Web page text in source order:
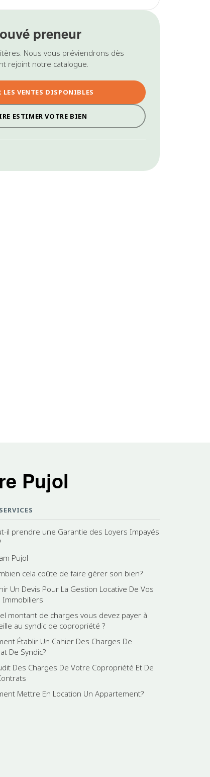
preneur
Nous vous préviendrons dès
rejoint notre catalogue.
LES VENTES DISPONIBLES
ESTIMER VOTRE BIEN
Pujol
il prendre une Garantie des Loyers Impayés
Pujol
cela coûte de faire gérer son bien?
Un Devis Pour La Gestion Locative De Vos
Immobiliers
montant de charges vous devez payer à
au syndic de copropriété ?
Établir Un Cahier Des Charges De
De Syndic?
Des Charges De Votre Copropriété Et De
Mettre En Location Un Appartement?